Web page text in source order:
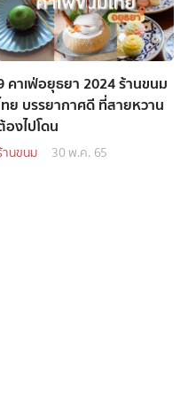
คาเฟ่อยุธยา 2024 ร้านขนม
ทย บรรยากาศดี ที่สายหวาน
องไปโดน
านขนม 30 พ.ค. 65